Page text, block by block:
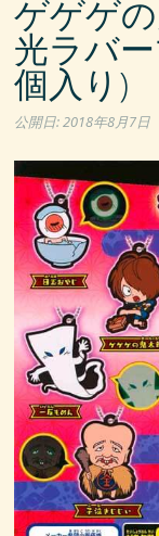
ゲゲゲ
光ラバ
個入り)
公開日:2018年8月7日